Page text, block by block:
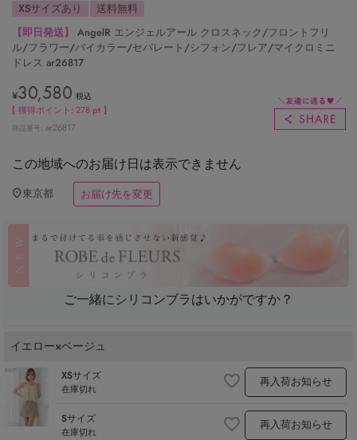
XSサイズあり
送料無料
【即日発送】
AngelR エンジェルアール クロスネック/フロントフリ
ル/フラワー/バイカラー/セパレート/シフォン/フレア/マイクロミニ
ドレス ar26817
¥30,580 税込
【 獲得ポイント:278 pt 】
商品番号 ar26817
この地域へのお届け日は表示できません
東京都 お届け先を変更
ご一緒にシリコンブラはいかがですか？
イエロー×ベージュ
XSサイズ
在庫切れ 再入荷お知らせ
Sサイズ
在庫切れ 再入荷お知らせ